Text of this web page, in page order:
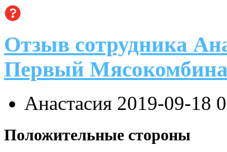
Отзыв сотрудника
Первый
Анастасия 2019-09-18
Положительные стороны